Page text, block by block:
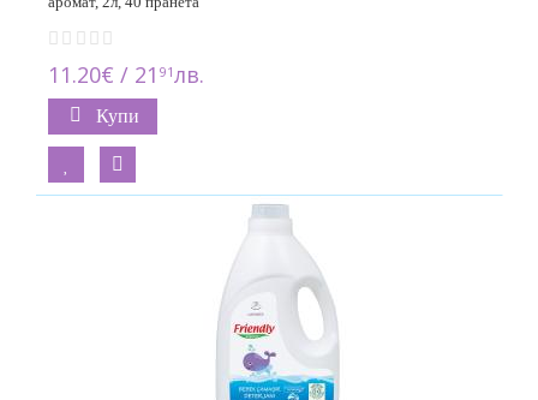
11.20€ / 21 91лв.
Купи